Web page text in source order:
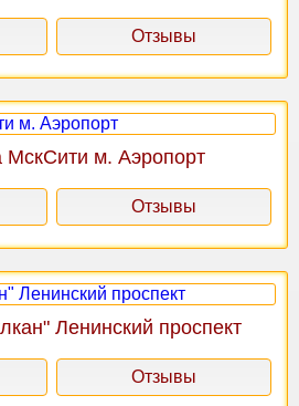
Отзывы
МскСити м. Аэропорт
Отзывы
Ленинский проспект
Отзывы